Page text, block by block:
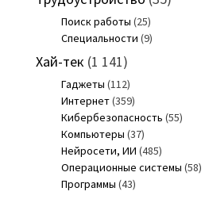
Поиск работы (25)
Специальности (9)
Хай-тек (1 141)
Гаджеты (112)
Интернет(359)
Кибербезопасность (55)
Компьютеры (37)
Нейросети, ИИ (485)
Операционные системы (58)
Программы (43)